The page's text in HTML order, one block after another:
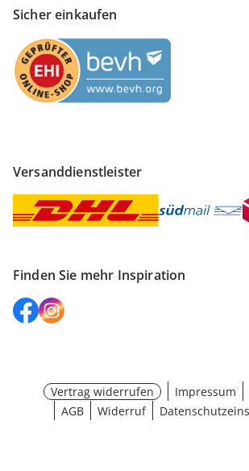
Sicher einkaufen
Versanddienstleister
Finden Sie mehr Inspiration
Vertrag widerrufen Impressum
AGB
Widerruf